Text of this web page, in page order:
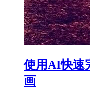
使用AI快速
画